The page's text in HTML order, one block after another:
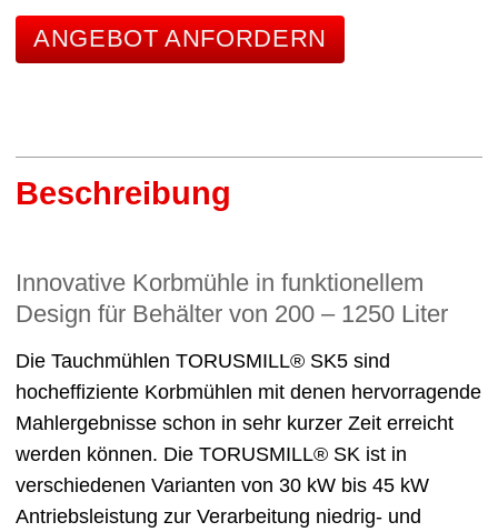
ANGEBOT ANFORDERN
Beschreibung
Innovative Korbmühle in funktionellem
Design für Behälter von 200 ‒ 1250 Liter
Die Tauchmühlen TORUSMILL® SK5 sind
hocheffiziente Korbmühlen mit denen hervorragende
Mahlergebnisse schon in sehr kurzer Zeit erreicht
werden können. Die TORUSMILL® SK ist in
verschiedenen Varianten von 30 kW bis 45 kW
Antriebsleistung zur Verarbeitung niedrig- und